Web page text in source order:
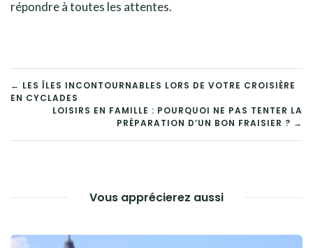
répondre à toutes les attentes.
NAVIGATION
L’ARTICLE
← LES ÎLES INCONTOURNABLES LORS DE VOTRE CROISIÈRE
EN CYCLADES
LOISIRS EN FAMILLE : POURQUOI NE PAS TENTER LA
PRÉPARATION D’UN BON FRAISIER ? →
Vous apprécierez aussi